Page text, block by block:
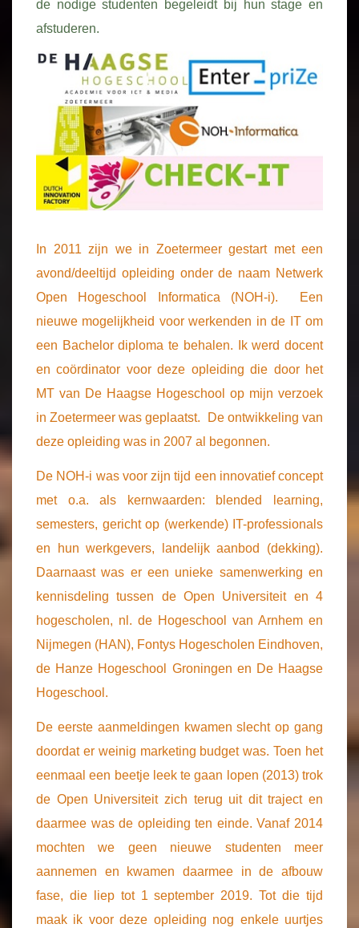
de nodige studenten begeleidt bij hun stage en
afstuderen.
In 2011 zijn we in Zoetermeer gestart met een
avond/deeltijd opleiding onder de naam Netwerk
Open Hogeschool Informatica (NOH-i). Een
nieuwe mogelijkheid voor werkenden in de IT om
een Bachelor diploma te behalen. Ik werd docent
en coördinator voor deze opleiding die door het
MT van De Haagse Hogeschool op mijn verzoek
in Zoetermeer was geplaatst. De ontwikkeling van
deze opleiding was in 2007 al begonnen.
De NOH-i was voor zijn tijd een innovatief concept
met o.a. als kernwaarden: blended learning,
semesters, gericht op (werkende) IT-professionals
en hun werkgevers, landelijk aanbod (dekking).
Daarnaast was er een unieke samenwerking en
kennisdeling tussen de Open Universiteit en 4
hogescholen, nl. de Hogeschool van Arnhem en
Nijmegen (HAN), Fontys Hogescholen Eindhoven,
de Hanze Hogeschool Groningen en De Haagse
Hogeschool.
De eerste aanmeldingen kwamen slecht op gang
doordat er weinig marketing budget was. Toen het
eenmaal een beetje leek te gaan lopen (2013) trok
de Open Universiteit zich terug uit dit traject en
daarmee was de opleiding ten einde. Vanaf 2014
mochten we geen nieuwe studenten meer
aannemen en kwamen daarmee in de afbouw
fase, die liep tot 1 september 2019. Tot die tijd
maak ik voor deze opleiding nog enkele uurtjes